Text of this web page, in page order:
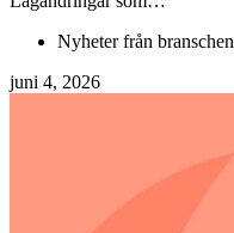
Nyheter från branschen
juni 4, 2026